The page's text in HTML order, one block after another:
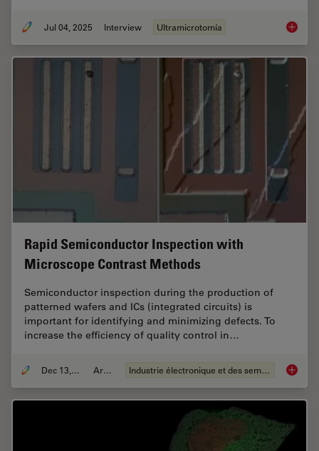
Jul 04, 2025 Interview Ultramicrotomía
Rapid Semiconductor Inspection with
Microscope Contrast Methods
Semiconductor inspection during the production of
patterned wafers and ICs (integrated circuits) is
important for identifying and minimizing defects. To
increase the efficiency of quality control in…
Dec 13, 2023 Article Industrie électronique et des semi-conducteurs Rapid